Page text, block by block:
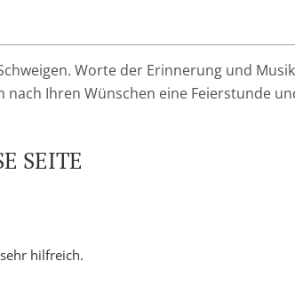
Worte der Erinnerung und
Ihren Wünschen eine Feierstunde
SEITE
hilfreich.